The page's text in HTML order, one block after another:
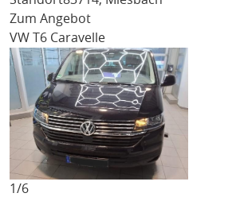
Zum Angebot
VW T6 Caravelle
1/6